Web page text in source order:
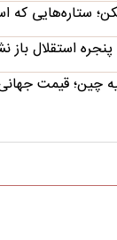
ستاره‌هایی
استقلال باز